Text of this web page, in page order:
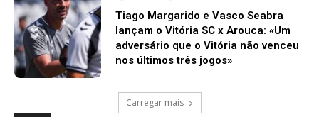
Tiago Margarido e Vasco Seabra
lançam o Vitória SC x Arouca: «Um
adversário que o Vitória não venceu
nos últimos três jogos»
Carregar mais